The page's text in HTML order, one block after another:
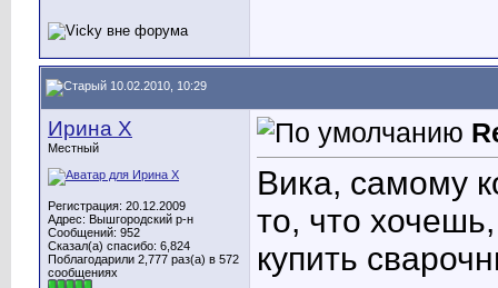
10.02.2010, 10:29
Ирина X
Местный
Регистрация: 20.12.2009
Адрес: Вышгородский р-н
Сообщений: 952
Сказал(а) спасибо: 6,824
Поблагодарили 2,777 раз(а) в 572
сообщениях
Вика, самому
то, что
купить